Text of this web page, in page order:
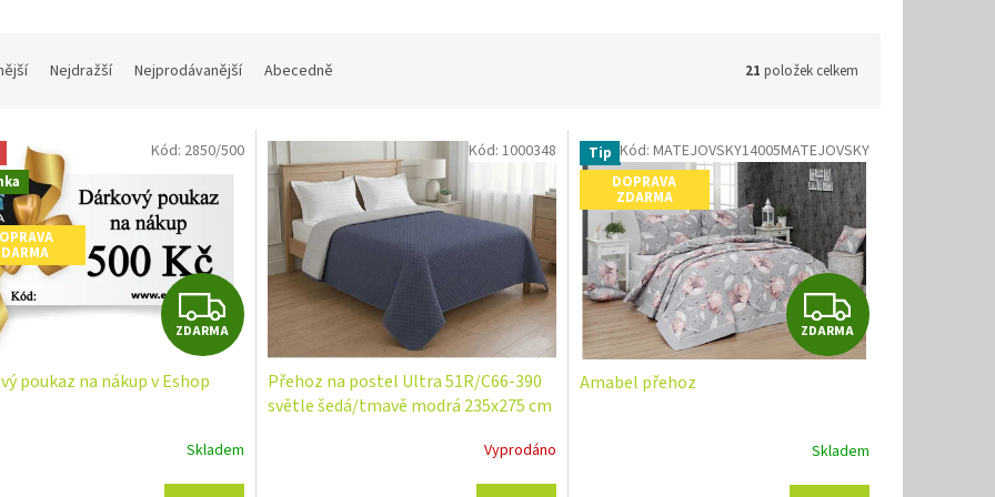
Nejdražší Nejprodávanější Abecedně 21 položek celkem
Z
D
R
ZDARMA
poukaz na nákup v Eshop
Skladem
Kód: 2850/500
Přehoz na postel Ultra 51R/C66-390
světle šedá/tmavě modrá 235x275 cm
Vyprodáno
Kód: 1000348
Tip
DOPRAVA
ZDARMA
Z
D
R
ZDARMA
Amabel přehoz
Skladem
Kód: MATEJOVSKY14005MATEJOVSKY